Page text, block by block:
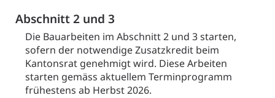
Abschnitt 2 und 3
Die Bauarbeiten im Abschnitt 2 und 3 starten,
sofern der notwendige Zusatzkredit beim
Kantonsrat genehmigt wird. Diese Arbeiten
starten gemäss aktuellem Terminprogramm
frühestens ab Herbst 2026.
Natur- und Lanschaftsschutz (GEO-Portal
rawi)
Boden
Sonderabfälle und Gifte (Umweltberatung
Luzern)
Eigentum
Liegenschaft, Immobilie, Grundstück
ÖREB-Kataster
Energie